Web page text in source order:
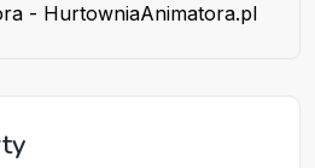
- HurtowniaAnimatora.pl